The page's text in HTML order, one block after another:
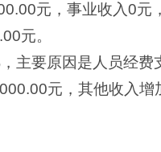
元，事业收入0元
元。
主要原因是人员经费
元，其他收入